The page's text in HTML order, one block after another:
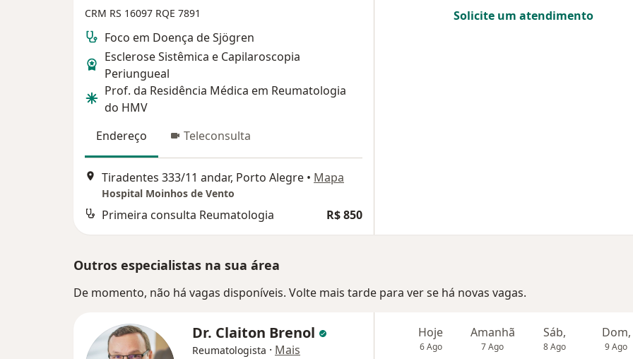
CRM RS 16097 RQE 7891
Foco em Doença de Sjögren
Esclerose Sistêmica e Capilaroscopia
Periungueal
Prof. da Residência Médica em Reumatologia
do HMV
Endereço
Teleconsulta
Tiradentes 333/11 andar, Porto Alegre • Mapa
Hospital Moinhos de Vento
Primeira consulta Reumatologia R$ 850
Solicite um atendimento
Outros especialistas na sua área
De momento, não há vagas disponíveis. Volte mais tarde para ver se há novas vagas.
Dr. Claiton Brenol
Reumatologista · Mais
Hoje
6 Ago
Amanhã
7 Ago
Sáb,
8 Ago
Dom,
9 Ago